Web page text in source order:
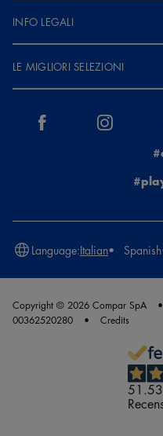
INFO LEGALI
LE MIGLIORI SELEZIONI
Language:Italian Spanish
Copyright © 2026 Compar SpA
00362520280
Credits